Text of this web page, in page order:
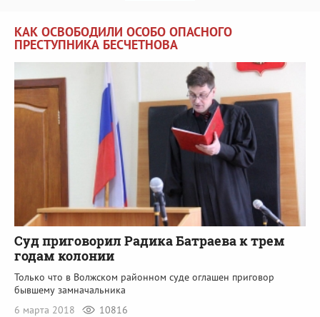
КАК ОСВОБОДИЛИ ОСОБО ОПАСНОГО
ПРЕСТУПНИКА БЕСЧЕТНОВА
Суд приговорил Радика Батраева к трем
годам колонии
Только что в Волжском районном суде оглашен приговор
бывшему замначальника
6 марта 2018
10816